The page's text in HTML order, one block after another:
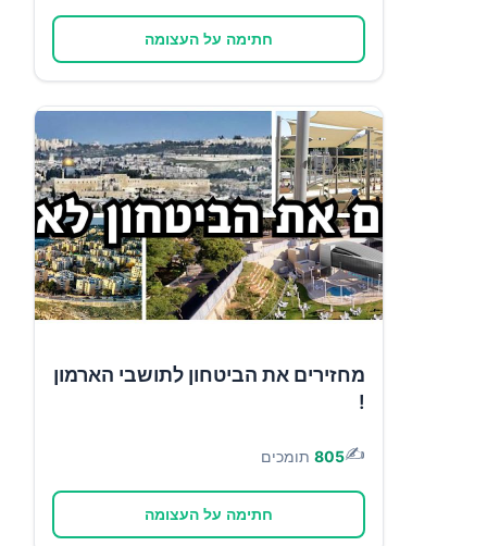
חתימה על העצומה
מחזירים את הביטחון לתושבי הארמון
!
✍️
805 תומכים
חתימה על העצומה